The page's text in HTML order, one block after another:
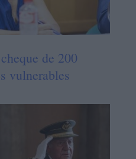
de 200
vulnerables